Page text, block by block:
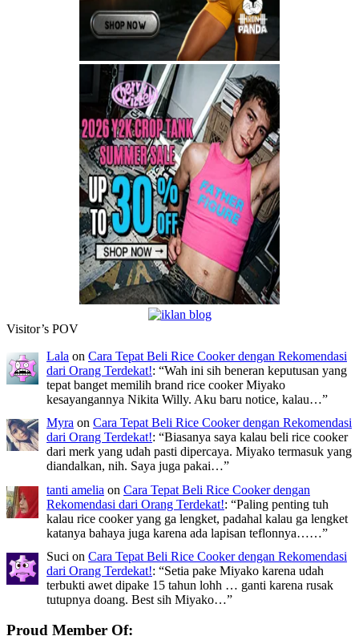
Visitor’s POV
Lala on Cara Tepat Beli Rice Cooker dengan Rekomendasi
dari Orang Terdekat!: “Wah ini sih beneran keputusan yang
tepat banget memilih brand rice cooker Miyako
kesayangannya Nikita Willy. Aku baru notice, kalau…”
Myra on Cara Tepat Beli Rice Cooker dengan Rekomendasi
dari Orang Terdekat!: “Biasanya saya kalau beli rice cooker
dari merk yang udah pasti dipercaya. Miyako termasuk yang
diandalkan, nih. Saya juga pakai…”
tanti amelia on Cara Tepat Beli Rice Cooker dengan
Rekomendasi dari Orang Terdekat!: “Paling penting tuh
kalau rice cooker yang ga lengket, padahal kalau ga lengket
katanya bahaya juga karena ada lapisan teflonnya……”
Suci on Cara Tepat Beli Rice Cooker dengan Rekomendasi
dari Orang Terdekat!: “Setia pake Miyako karena udah
terbukti awet dipake 15 tahun lohh … ganti karena rusak
tutupnya doang. Best sih Miyako…”
Proud Member Of: